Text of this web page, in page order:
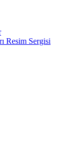
Resim Sergisi